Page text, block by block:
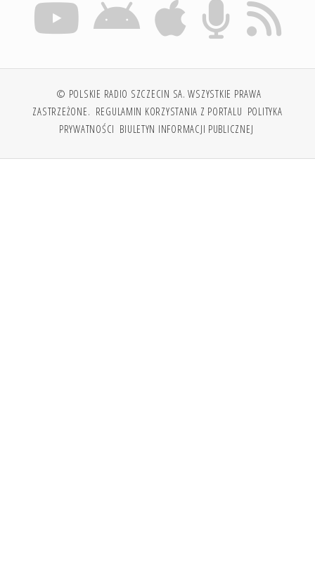
© POLSKIE RADIO SZCZECIN SA. WSZYSTKIE PRAWA
ZASTRZEŻONE. REGULAMIN KORZYSTANIA Z PORTALU POLITYKA
PRYWATNOŚCI BIULETYN INFORMACJI PUBLICZNEJ